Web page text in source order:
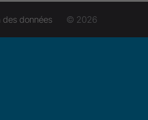
données © 2026